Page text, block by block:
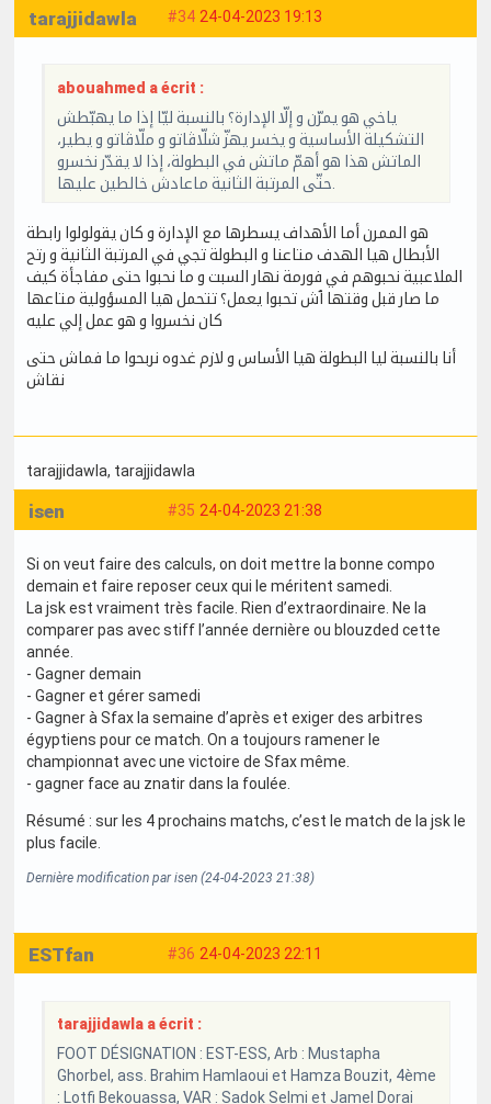
#34 24-04-2023 19:13
tarajjidawla
abouahmed a écrit :
ياخي هو يمرّن و إلّا الإدارة؟ بالنسبة ليّا إذا ما يهبّطش
التشكيلة الأساسية و يخسر يهزّ شلّاڤاتو و ملّاڤاتو و يطير،
الماتش هذا هو أهمّ ماتش في البطولة، إذا لا يقدّر نخسرو
هو الممرن أما الأهداف يسطرها مع الإدارة و كان يقولولوا رابطة
الأبطال هيا الهدف متاعنا و البطولة تجي في المرتبة الثانية و رتح
الملاعبية نحبوهم في فورمة نهار السبت و ما نحبوا حتى مفاجأة كيف
ما صار قبل وقتها ٱش تحبوا يعمل؟ تتحمل هيا المسؤولية متاعها
كان نخسروا و هو عمل إلي عليه
أنا بالنسبة ليا البطولة هيا الأساس و لازم غدوه نربحوا ما فماش حتى
نقاش
tarajjidawla, tarajjidawla
#35 24-04-2023 21:38
isen
Si on veut faire des calculs, on doit mettre la bonne compo
demain et faire reposer ceux qui le méritent samedi.
La jsk est vraiment très facile. Rien d’extraordinaire. Ne la
comparer pas avec stiff l’année dernière ou blouzded cette
année.
- Gagner demain
- Gagner et gérer samedi
- Gagner à Sfax la semaine d’après et exiger des arbitres
égyptiens pour ce match. On a toujours ramener le
championnat avec une victoire de Sfax même.
- gagner face au znatir dans la foulée.
Résumé : sur les 4 prochains matchs, c’est le match de la jsk le
plus facile.
Dernière modification par isen (24-04-2023 21:38)
#36 24-04-2023 22:11
ESTfan
tarajjidawla a écrit :
FOOT DÉSIGNATION : EST-ESS, Arb : Mustapha
Ghorbel, ass. Brahim Hamlaoui et Hamza Bouzit, 4ème
: Lotfi Bekouassa, VAR : Sadok Selmi et Jamel Dorai